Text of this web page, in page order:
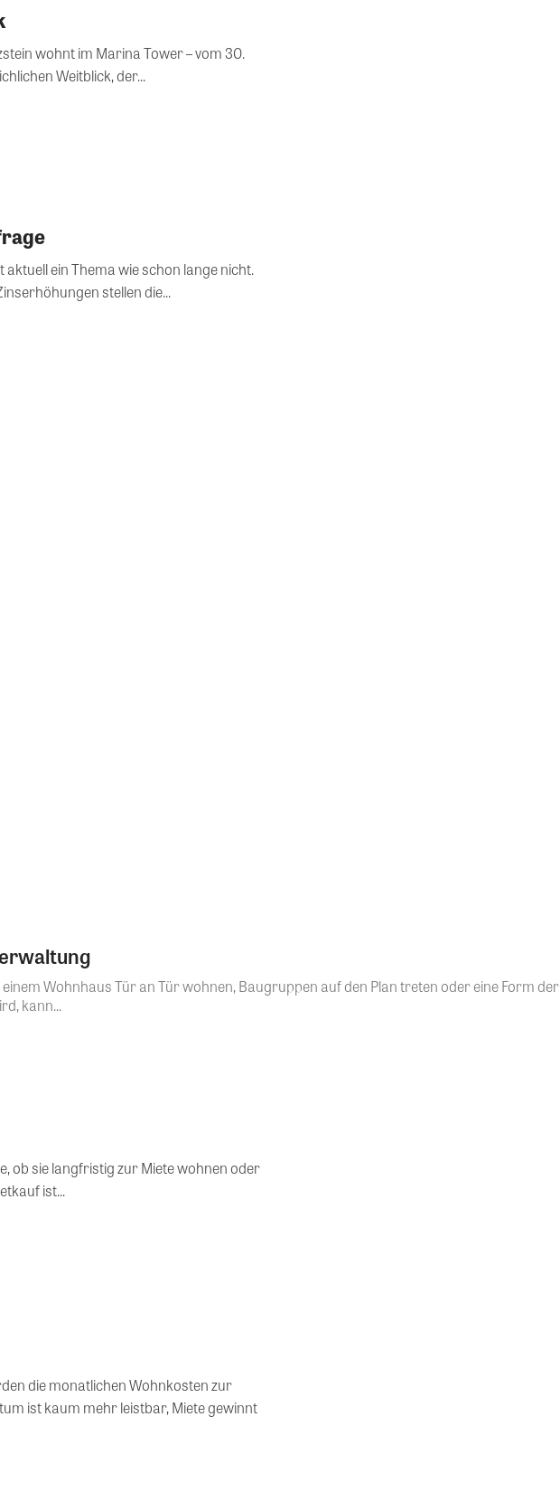
wohnt im Marina Tower – vom 30.
Weitblick, der...
ein Thema wie schon lange nicht.
stellen die...
Wohnhaus Tür an Tür wohnen, Baugruppen auf den Plan treten oder eine Form der
kann...
ob sie langfristig zur Miete wohnen oder
ist...
die monatlichen Wohnkosten zur
ist kaum mehr leistbar, Miete gewinnt